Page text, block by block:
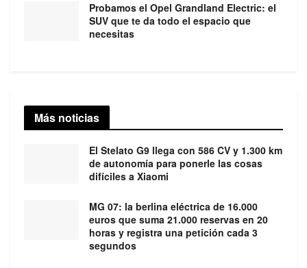
Probamos el Opel Grandland Electric: el
SUV que te da todo el espacio que
necesitas
Más noticias
El Stelato G9 llega con 586 CV y 1.300 km
de autonomía para ponerle las cosas
difíciles a Xiaomi
MG 07: la berlina eléctrica de 16.000
euros que suma 21.000 reservas en 20
horas y registra una petición cada 3
segundos